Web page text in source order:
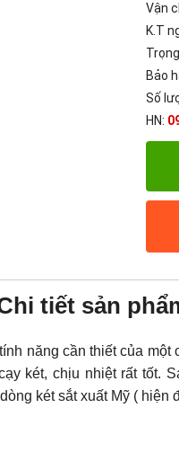
Vận
K.T
Bảo
Số
HN:
tiết sản
năng cần thiết của
két, chịu nhiệt rất tốt.
két sắt xuất Mỹ (